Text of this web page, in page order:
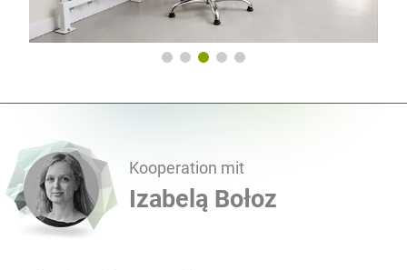
Kooperation mit
Izabelą Bołoz